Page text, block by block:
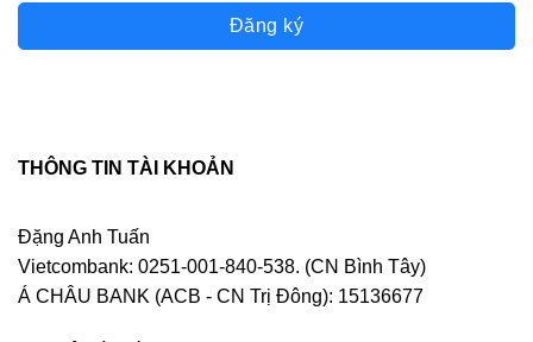
Đăng ký
THÔNG TIN TÀI KHOẢN
Đặng Anh Tuấn
Vietcombank: 0251-001-840-538. (CN Bình Tây)
Á CHÂU BANK (ACB - CN Trị Đông): 15136677